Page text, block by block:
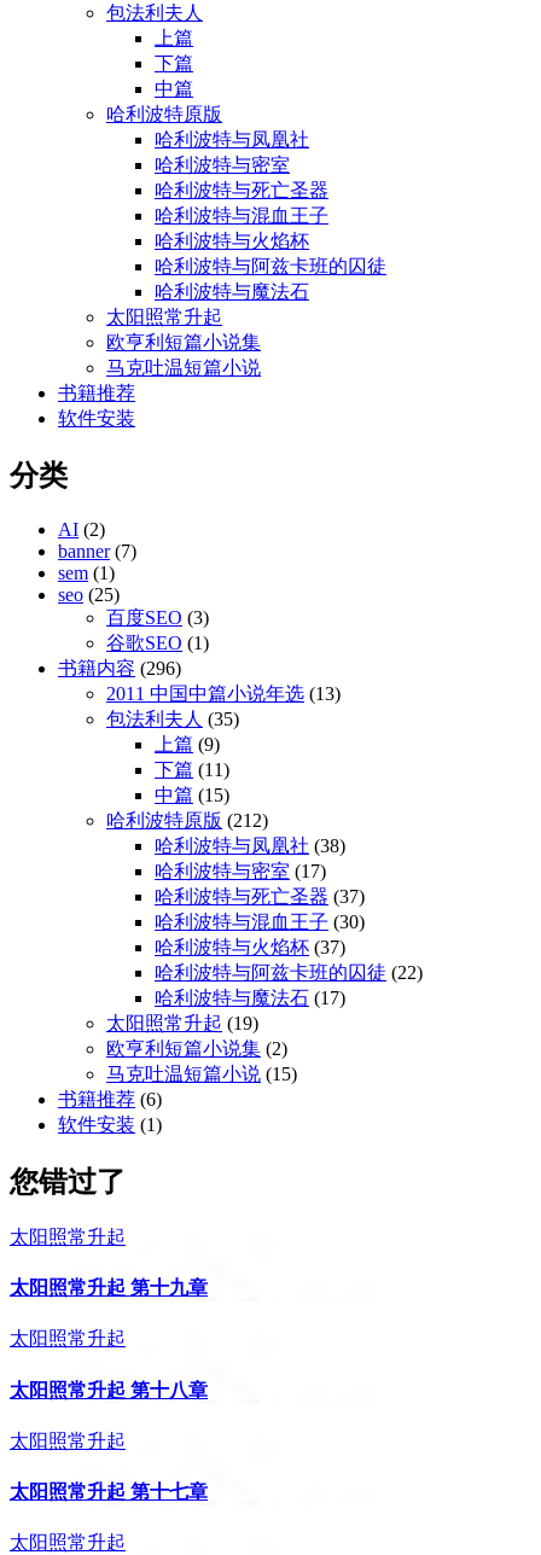
包法利夫人
上篇
下篇
中篇
哈利波特原版
哈利波特与凤凰社
哈利波特与密室
哈利波特与死亡圣器
哈利波特与混血王子
哈利波特与火焰杯
哈利波特与阿兹卡班的囚徒
哈利波特与魔法石
太阳照常升起
欧亨利短篇小说集
马克吐温短篇小说
书籍推荐
软件安装
分类
AI (2)
banner(7)
sem (1)
seo (25)
百度SEO (3)
谷歌SEO (1)
书籍内容 (296)
2011 中国中篇小说年选 (13)
包法利夫人 (35)
上篇 (9)
下篇 (11)
中篇 (15)
哈利波特原版 (212)
哈利波特与凤凰社 (38)
哈利波特与密室 (17)
哈利波特与死亡圣器 (37)
哈利波特与混血王子 (30)
哈利波特与火焰杯 (37)
哈利波特与阿兹卡班的囚徒 (22)
哈利波特与魔法石 (17)
太阳照常升起 (19)
欧亨利短篇小说集 (2)
马克吐温短篇小说 (15)
书籍推荐 (6)
软件安装 (1)
您错过了
太阳照常升起
太阳照常升起 第十九章
太阳照常升起
太阳照常升起 第十八章
太阳照常升起
太阳照常升起 第十七章
太阳照常升起